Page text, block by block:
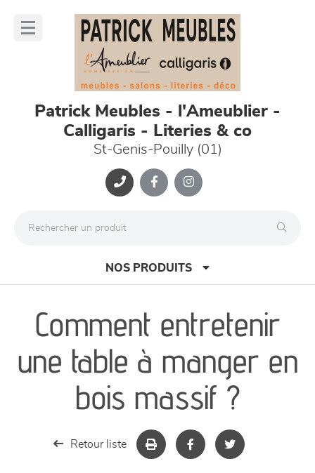
Patrick Meubles - l'Ameublier -
Calligaris - Literies & co
St-Genis-Pouilly (01)
NOS PRODUITS
canapés et fauteuils
séjours
chambres et dressing
Comment entretenir
une table à manger en
bois massif ?
Retour liste